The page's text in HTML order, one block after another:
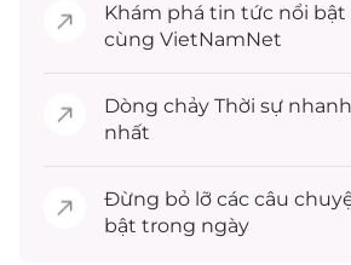
Khám phá tin tức nổi
cùng VietNamNet
Dòng chảy Thời sự
nhất
Đừng bỏ lỡ các câu
bật trong ngày